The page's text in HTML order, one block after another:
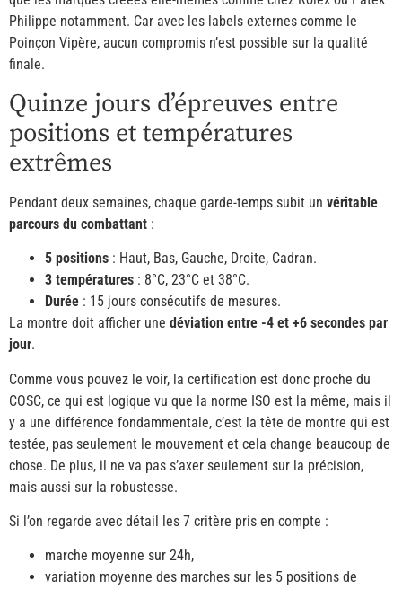
Philippe notamment. Car avec les labels externes comme le
Poinçon Vipère, aucun compromis n’est possible sur la qualité
finale.
Quinze jours d’épreuves entre
positions et températures
extrêmes
Pendant deux semaines, chaque garde-temps subit un véritable
parcours du combattant :
5 positions : Haut, Bas, Gauche, Droite, Cadran.
3 températures : 8°C, 23°C et 38°C.
Durée : 15 jours consécutifs de mesures.
La montre doit afficher une déviation entre -4 et +6 secondes par
jour.
Comme vous pouvez le voir, la certification est donc proche du
COSC, ce qui est logique vu que la norme ISO est la même, mais il
y a une différence fondammentale, c’est la tête de montre qui est
testée, pas seulement le mouvement et cela change beaucoup de
chose. De plus, il ne va pas s’axer seulement sur la précision,
mais aussi sur la robustesse.
Si l’on regarde avec détail les 7 critère pris en compte :
marche moyenne sur 24h,
variation moyenne des marches sur les 5 positions de